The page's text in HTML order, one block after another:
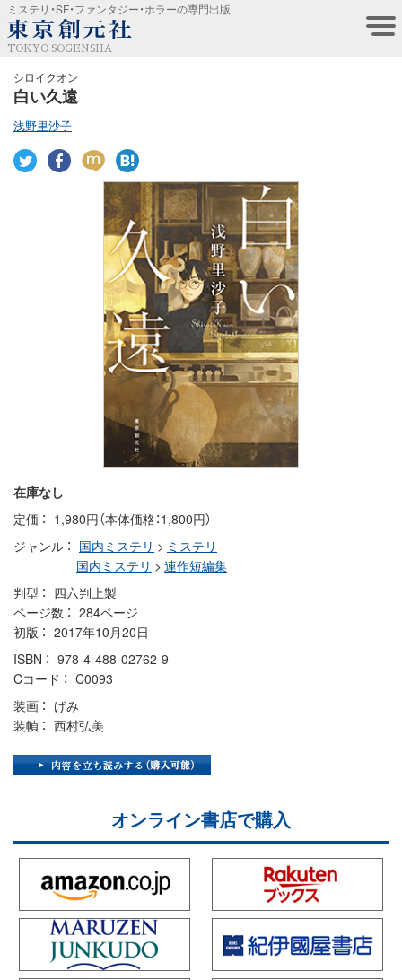
ミステリ・SF・ファンタジー・ホラーの専門出版
TOKYO SOGENSHA
シロイクオン
白い久遠
浅野里沙子
在庫なし
定価
1,980円（本体価格：1,800円）
ジャンル
国内ミステリ > ミステリ
国内ミステリ > 連作短編集
判型
四六判上製
ページ数
284ページ
初版
2017年10月20日
ISBN
978-4-488-02762-9
Cコード
C0093
装画
げみ
装幀
西村弘美
オンライン書店で購入